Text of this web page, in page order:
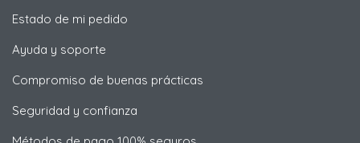
Estado de mi pedido
Ayuda y soporte
Compromiso de buenas prácticas
Seguridad y confianza